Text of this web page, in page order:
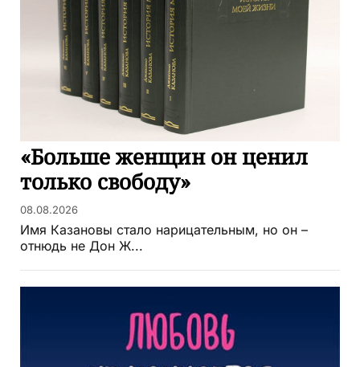
«Больше женщин он ценил
только свободу»
08.08.2026
Имя Казановы стало нарицательным, но он –
отнюдь не Дон Ж...